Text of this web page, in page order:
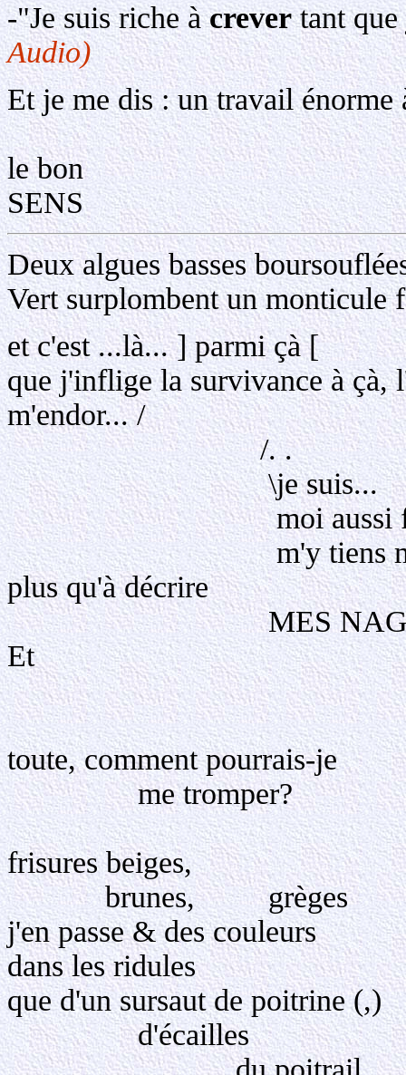
-"Je suis riche àcrevertant
Audio)
Et je me dis : un travail énorme
le bon
SENS
Deux algues basses
Vert surplombent un monticule
et c'est ...là... ] parmi çà [
que j'inflige la survivance à çà,
m'endor... /
/. .
\je suis...
moi aussi fatigué,
m'y tiens même si je
plus qu'à décrire
MES
Dans
toute, comment pourrais-je
me tromper?
frisures beiges,
brunes, grèges
j'en passe & des couleurs
dans les ridules
que d'un sursaut de poitrine (,)
d'écailles de